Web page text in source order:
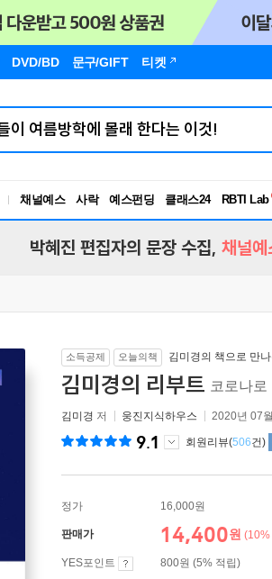
DVD/BD 문구/GIFT 티켓
채널예스 사락 예스펀딩 클래스24
RBTI Lab
독서유형
박혜진 편집자의 문장 수집, 채널
소득공제 오늘의책 김미경의 책으로 만나
김미경의 리부트 코로나로
김미경 저 웅진지식하우스 2020년 07
9.1 회원리뷰(506건)
정가 16,000원
판매가 14,400원 (10%
YES포인트
800원 (5% 적립)